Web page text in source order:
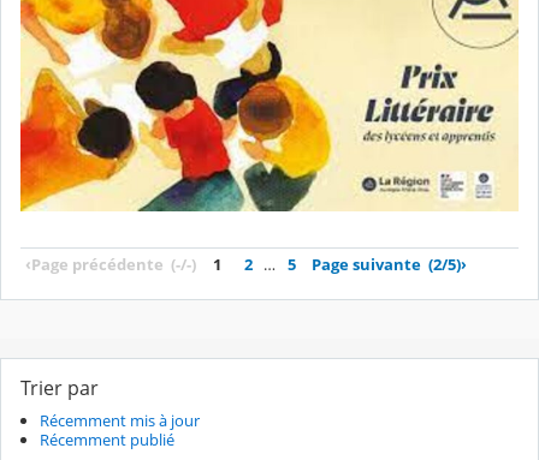
‹Page précédente (-/-) 1 2 … 5 Page suivante (2/5)›
Trier par
Récemment mis à jour
Récemment publié